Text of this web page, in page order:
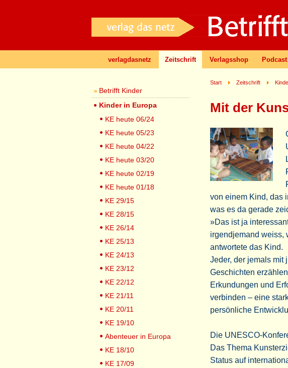
verlagdasnetz Zeitschrift Verlagsshop Podcast
Start Zeitschrift
Mit der
von einem Kind, das
was es da gerade
»Das ist ja
irgendjemand weiss,
antwortete das Kind.
Jeder, der jemals mit
Geschichten
Erkundungen und
verbinden – eine
persönliche
Die UNESCO-
Das Thema
Status auf
Betrifft Kinder
Kinder in Europa
KE heute 06/24
KE heute 05/23
KE heute 04/22
KE heute 03/20
KE heute 02/19
KE heute 01/18
KE 29/15
KE 28/15
KE 26/14
KE 25/13
KE 24/13
KE 23/12
KE 22/12
KE 21/11
KE 20/11
KE 19/10
Abenteuer in Europa
KE 18/10
KE 17/09